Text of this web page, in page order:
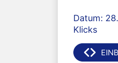
Datum:
Klicks